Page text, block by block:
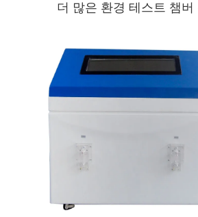
더 많은 환경 테스트 챔버